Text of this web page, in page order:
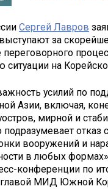
Сергей Лавров
за
ситуации на
усилий по
Азии, включая,
мирной и
подразумевает отказ
вооружений и
в любых
конференции по
главой МИД Южной